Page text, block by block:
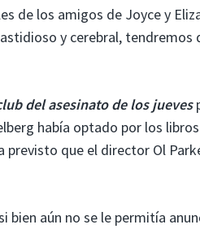
de los amigos de Joyce y
y cerebral, tendremos
del asesinato de los jueves
había optado por los
previsto que el director Ol
bien aún no se le permitía